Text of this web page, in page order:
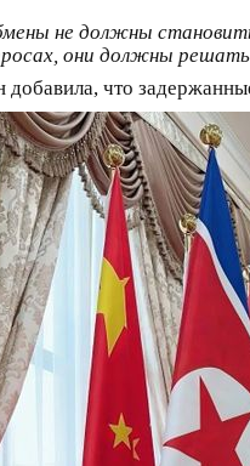
не должны
они должны
что